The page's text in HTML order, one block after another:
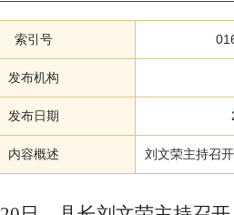
索引号
发布机构
发布日期
内容概述 刘文荣主持召